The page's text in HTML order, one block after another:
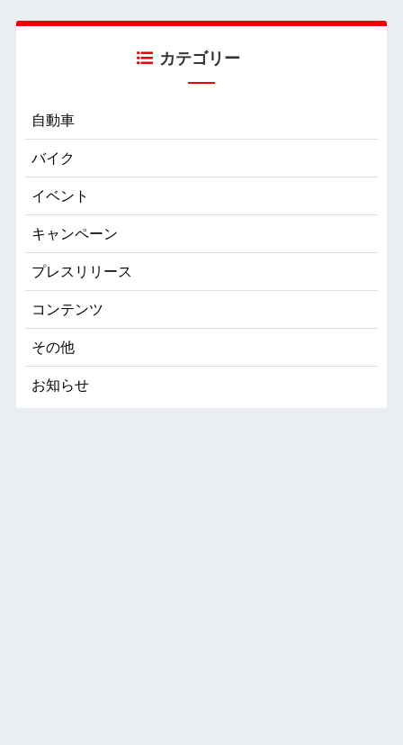
カテゴリー
自動車
バイク
イベント
キャンペーン
プレスリリース
コンテンツ
その他
お知らせ